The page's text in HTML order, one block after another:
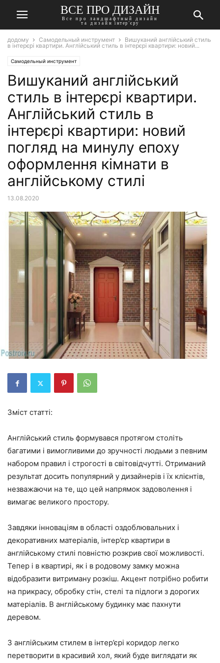
ВСЕ ПРО ДИЗАЙН
Все про ландшафтный дизайн
та дизайн інтер'єру
додому Самодельный инструмент
Вишуканий англійський стиль
в інтерєрі квартири. Англійський стиль в інтерєрі квартири: новий...
Самодельный инструмент
Вишуканий англійський
стиль в інтерєрі квартири.
Англійський стиль в
інтерєрі квартири: новий
погляд на минулу епоху
оформлення кімнати в
англійському стилі
13.08.2020
Зміст статті:
Англійський стиль формувався протягом століть
багатими і вимогливими до зручності людьми з певним
набором правил і строгості в світовідчутті. Отриманий
результат досить популярний у дизайнерів і їх клієнтів,
незважаючи на те, що цей напрямок задоволення і
вимагає великого простору.
Завдяки інноваціям в області оздоблювальних і
декоративних матеріалів, інтер’єр квартири в
англійському стилі повністю розкрив свої можливості.
Тепер і в квартирі, як і в родовому замку можна
відобразити витриману розкіш. Акцент потрібно робити
на прикрасу, обробку стін, стелі та підлоги з дорогих
матеріалів. В англійському будинку має пахнути
деревом.
З англійським стилем в інтер’єрі коридор легко
перетворити в красивий хол, який буде виглядати як